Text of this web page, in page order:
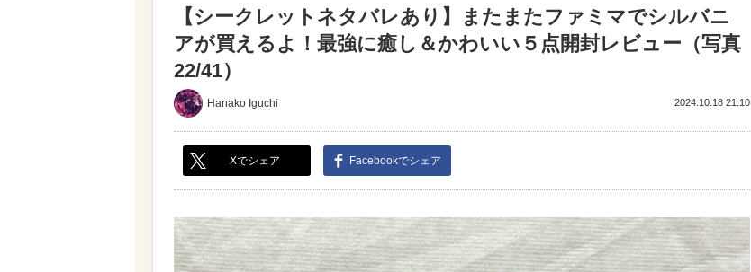
【シークレットネタバレあり】またまたファミマでシルバニ
アが買えるよ！最強に癒し＆かわいい５点開封レビュー（写真
22/41）
Hanako Iguchi 2024.10.18 21:10
Xでシェア Facebookでシェア